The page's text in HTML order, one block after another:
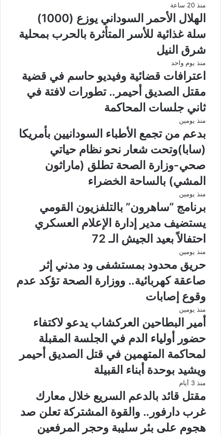
منذ 20 ساعة
الهلال الأحمر السوداني يوزع (1000)
سلة غذائية للأسر المتأثرة بالحرب بمحلية
شرق النيل
منذ يوم واحد
اعترافات قضائية وفيديو حاسم في قضية
مقتل الصديق أحيمر.. تطورات لافتة في
ثاني جلسات المحاكمة
منذ يومين
بدعم من تجمع الأطباء السودانيين بأمريكا
(سابا)وتحت شعار نحو نظام حياتي
صحي-وزارة الصحة تطلق (ماراثون
المشي) بالساحة الخضراء
منذ يومين
برنامج “ساهرون” بالتلفزيون القومي
يستضيف مدير إدارة الإعلام العسكري
احتفالاً بعيد الجيش الـ 72
منذ يومين
حريق محدود بمستشفى ود مدني إثر
صاعقة كهربائية.. ووزارة الصحة تؤكد عدم
وقوع إصابات
منذ يومين
أمير البطاحين العركشاب يدعو لاكتفاء
حضور أولياء الدم في الجلسة المقبلة
لمحاكمة المتهمين في قتل الصديق أحيمر
ويشيد بوحدة أبناء القبيلة
منذ 3 أيام
مقتل قائد بالدعم السريع خلال معارك
غرب دارفور.. والقوة المشتركة تعلن صد
هجوم على بئر سليبة وحجر المرفعين